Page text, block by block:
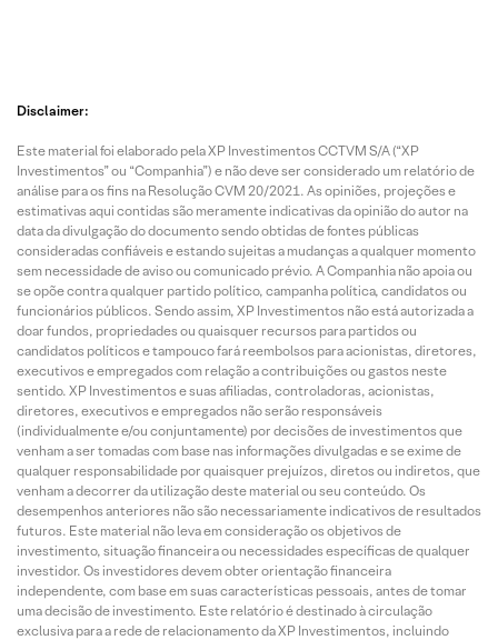
Disclaimer:
Este material foi elaborado pela XP Investimentos CCTVM S/A (“XP
Investimentos” ou “Companhia”) e não deve ser considerado um relatório de
análise para os fins na Resolução CVM 20/2021. As opiniões, projeções e
estimativas aqui contidas são meramente indicativas da opinião do autor na
data da divulgação do documento sendo obtidas de fontes públicas
consideradas confiáveis e estando sujeitas a mudanças a qualquer momento
sem necessidade de aviso ou comunicado prévio. A Companhia não apoia ou
se opõe contra qualquer partido político, campanha política, candidatos ou
funcionários públicos. Sendo assim, XP Investimentos não está autorizada a
doar fundos, propriedades ou quaisquer recursos para partidos ou
candidatos políticos e tampouco fará reembolsos para acionistas, diretores,
executivos e empregados com relação a contribuições ou gastos neste
sentido. XP Investimentos e suas afiliadas, controladoras, acionistas,
diretores, executivos e empregados não serão responsáveis
(individualmente e/ou conjuntamente) por decisões de investimentos que
venham a ser tomadas com base nas informações divulgadas e se exime de
qualquer responsabilidade por quaisquer prejuízos, diretos ou indiretos, que
venham a decorrer da utilização deste material ou seu conteúdo. Os
desempenhos anteriores não são necessariamente indicativos de resultados
futuros. Este material não leva em consideração os objetivos de
investimento, situação financeira ou necessidades específicas de qualquer
investidor. Os investidores devem obter orientação financeira
independente, com base em suas características pessoais, antes de tomar
uma decisão de investimento. Este relatório é destinado à circulação
exclusiva para a rede de relacionamento da XP Investimentos, incluindo